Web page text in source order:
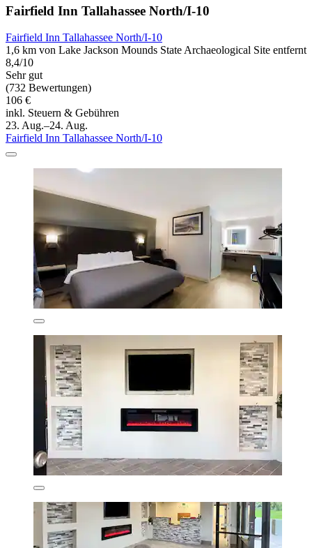
Fairfield Inn Tallahassee North/I-10
Fairfield Inn Tallahassee North/I-10
1,6 km von Lake Jackson Mounds State Archaeological Site entfernt
8,4/10
Sehr gut
(732 Bewertungen)
106 €
inkl. Steuern & Gebühren
23. Aug.–24. Aug.
Fairfield Inn Tallahassee North/I-10